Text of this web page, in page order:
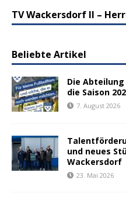
TV Wackersdorf II –
Beliebte Artikel
Die
die Saison
7. August 2026
und neues
Wackersdorf
23. Mai 2026